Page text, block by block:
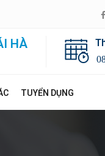
HÀ
TUYỂN DỤNG